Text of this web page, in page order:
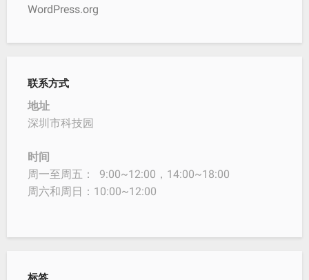
WordPress.org
联系方式
地址
深圳市科技园
时间
周一至周五： 9:00~12:00，14:00~18:00
周六和周日：10:00~12:00